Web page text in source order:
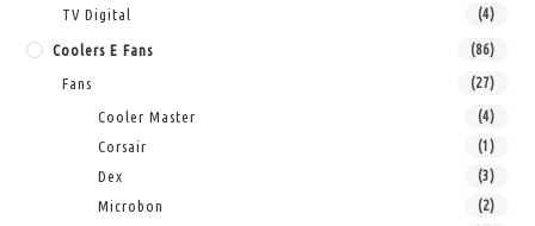
TV Digital (4)
Coolers E Fans (86)
Fans (27)
Cooler Master (4)
Corsair (1)
Dex (3)
Microbon (2)